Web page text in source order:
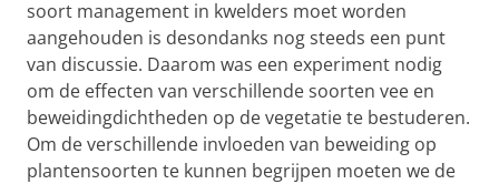
soort management in kwelders moet worden
aangehouden is desondanks nog steeds een punt
van discussie. Daarom was een experiment nodig
om de effecten van verschillende soorten vee en
beweidingdichtheden op de vegetatie te bestuderen.
Om de verschillende invloeden van beweiding op
plantensoorten te kunnen begrijpen moeten we de